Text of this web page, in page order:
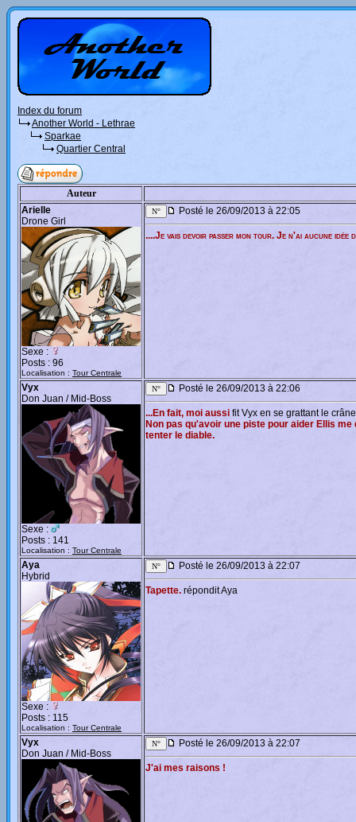
Index du forum
Another World - Lethrae
Sparkae
Quartier Central
Auteur
Arielle
Drone Girl
Sexe :
Posts : 96
Localisation : Tour Centrale
Posté le 26/09/2013 à 22:05
....Je vais devoir passer mon tour. Je n'ai aucune
Vyx
Don Juan / Mid-Boss
Sexe :
Posts : 141
Localisation : Tour Centrale
Posté le 26/09/2013 à 22:06
...En fait, moi aussi fit Vyx en se grattant le crâne
Non pas qu'avoir une piste pour aider Ellis
tenter le diable.
Aya
Hybrid
Sexe :
Posts : 115
Localisation : Tour Centrale
Posté le 26/09/2013 à 22:07
Tapette. répondit Aya
Vyx
Don Juan / Mid-Boss
Posté le 26/09/2013 à 22:07
J'ai mes raisons !